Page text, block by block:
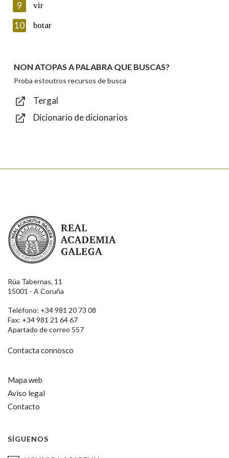
Introduce o código que aparece na imaxe:
Texto de verificación
9 vir
10 botar
NON ATOPAS A PALABRA QUE BUSCAS?
Proba estoutros recursos de busca
Tergal
Dicionario de dicionarios
Real Academia Galega
Rúa Tabernas, 11
15001 - A Coruña
Teléfono: +34 981 20 73 08
Fax: +34 981 21 64 67
Apartado de correo 557
Contacta connosco
Mapa web
Aviso legal
Contacto
SÍGUENOS